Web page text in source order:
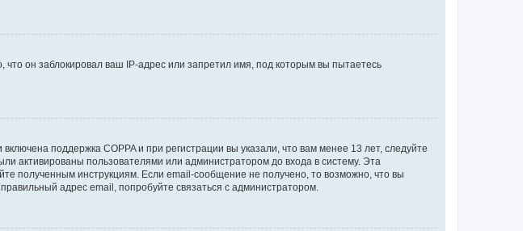
он заблокировал ваш IP-адрес или запретил имя, под которым вы пытаетесь
поддержка COPPA и при регистрации вы указали, что вам менее 13 лет, следуйте
активированы пользователями или администратором до входа в систему. Эта
полученным инструкциям. Если email-сообщение не получено, то возможно, что вы
адрес email, попробуйте связаться с администратором.